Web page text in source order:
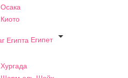
Осака
Киото
Египет

Хургада